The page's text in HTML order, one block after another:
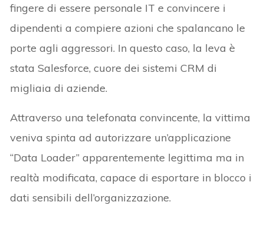
fingere di essere personale IT e convincere i
dipendenti a compiere azioni che spalancano le
porte agli aggressori. In questo caso, la leva è
stata Salesforce, cuore dei sistemi CRM di
migliaia di aziende.
Attraverso una telefonata convincente, la vittima
veniva spinta ad autorizzare un’applicazione
“Data Loader” apparentemente legittima ma in
realtà modificata, capace di esportare in blocco i
dati sensibili dell’organizzazione.